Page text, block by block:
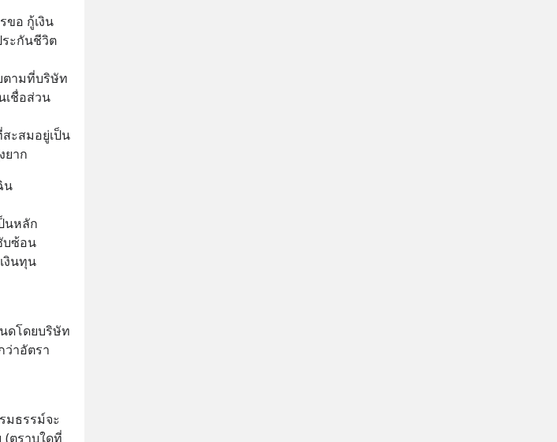
ขอ กู้เงิน
ระกันชีวิต
ตามที่บริษัท
เชื่อส่วน
ะสมอยู่เป็น
ยาก
น
นหลัก
บซ้อน
งินทุน
ดโดยบริษัท
าอัตรา
มธรรม์จะ
ตราบใดที่